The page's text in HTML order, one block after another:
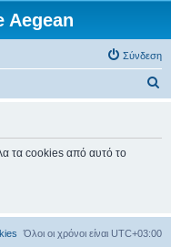
Aegean
Σύνδεση
σ
τα cookies από αυτό το
Όλοι οι χρόνοι είναι UTC+03:00